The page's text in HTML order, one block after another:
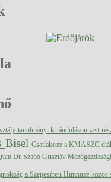
tanulmányi kiránduláson vett
Bisel Csatlakozz a KMASZC
Dr Szabó Gusztáv
a Szepesiben Himnusz közös